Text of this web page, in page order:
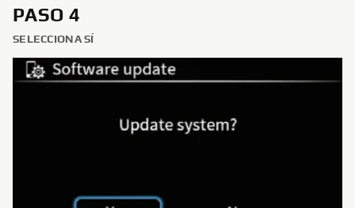
PASO 4
SELECCIONA SÍ